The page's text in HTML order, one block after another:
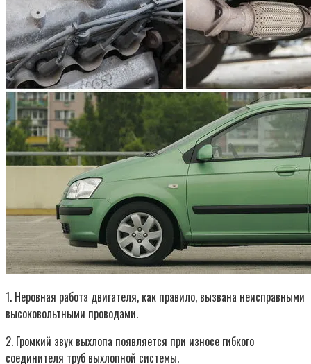
1. Неровная работа двигателя, как правило, вызвана неисправными
высоковольтными проводами.
2. Громкий звук выхлопа появляется при износе гибкого
соединителя труб выхлопной системы.